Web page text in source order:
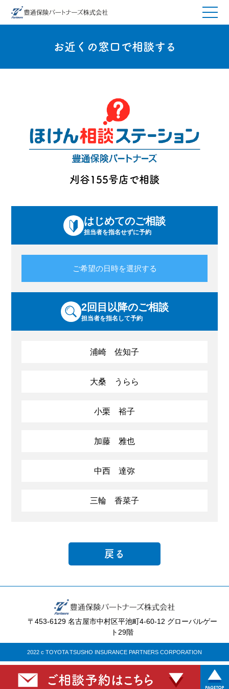
お近くの窓口で相談する
刈谷155号店で相談
はじめてのご相談
担当者を指名せずに予約
ご希望の日時を選択する
2回目以降のご相談
担当者を指名して予約
浦崎 佐知子
大桑 うらら
小栗 裕子
加藤 雅也
中西 達弥
三輪 香菜子
戻る
〒453-6129 名古屋市中村区平池町4-60-12 グローバルゲー
ト29階
2022 c TOYOTA TSUSHO INSURANCE PARTNERS CORPORATION